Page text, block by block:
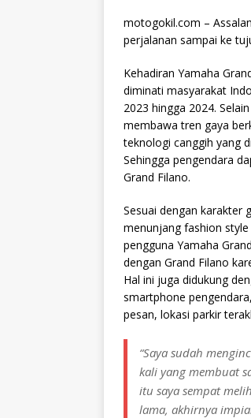
motogokil.com –
perjalanan sampai ke
Kehadiran Yamaha
diminati masyarakat
2023 hingga 2024.
membawa tren gaya
teknologi canggih yang
Sehingga pengendara
Grand Filano.
Sesuai dengan karakter
menunjang fashion
pengguna Yamaha
dengan Grand Filano
Hal ini juga didukung
smartphone
pesan, lokasi parkir
“Saya sudah
kali yang membuat
itu saya sempat
lama, akhirnya